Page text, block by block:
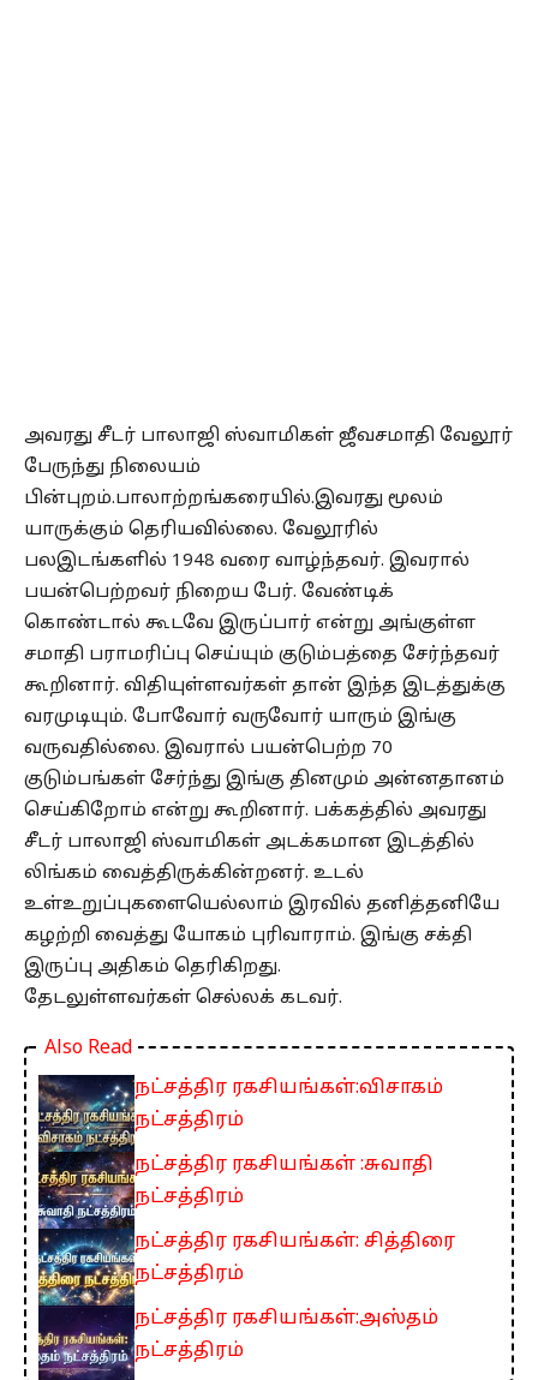
அவரது சீடர் பாலாஜி ஸ்வாமிகள் ஜீவசமாதி வேலூர்
பேருந்து நிலையம்
பின்புறம்.பாலாற்றங்கரையில்.இவரது மூலம்
யாருக்கும் தெரியவில்லை. வேலூரில்
பலஇடங்களில் 1948 வரை வாழ்ந்தவர். இவரால்
பயன்பெற்றவர் நிறைய பேர். வேண்டிக்
கொண்டால் கூடவே இருப்பார் என்று அங்குள்ள
சமாதி பராமரிப்பு செய்யும் குடும்பத்தை சேர்ந்தவர்
கூறினார். விதியுள்ளவர்கள் தான் இந்த இடத்துக்கு
வரமுடியும். போவோர் வருவோர் யாரும் இங்கு
வருவதில்லை. இவரால் பயன்பெற்ற 70
குடும்பங்கள் சேர்ந்து இங்கு தினமும் அன்னதானம்
செய்கிறோம் என்று கூறினார். பக்கத்தில் அவரது
சீடர் பாலாஜி ஸ்வாமிகள் அடக்கமான இடத்தில்
லிங்கம் வைத்திருக்கின்றனர். உடல்
உள்உறுப்புகளையெல்லாம் இரவில் தனித்தனியே
கழற்றி வைத்து யோகம் புரிவாராம். இங்கு சக்தி
இருப்பு அதிகம் தெரிகிறது.
தேடலுள்ளவர்கள் செல்லக் கடவர்.
Also Read
நட்சத்திர ரகசியங்கள்:விசாகம்
நட்சத்திரம்
நட்சத்திர ரகசியங்கள் :சுவாதி
நட்சத்திரம்
நட்சத்திர ரகசியங்கள்: சித்திரை
நட்சத்திரம்
நட்சத்திர ரகசியங்கள்:அஸ்தம்
நட்சத்திரம்